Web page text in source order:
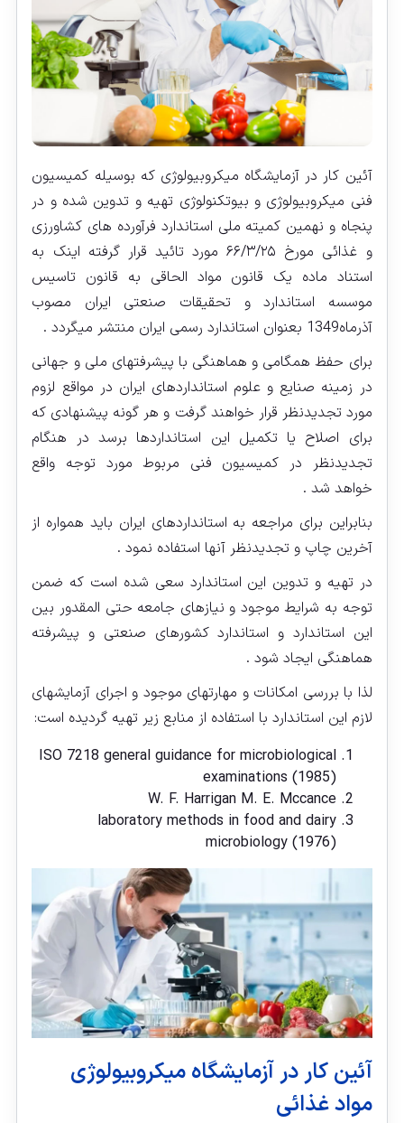
آئین کار در آزمایشگاه میکروبیولوژی که بوسیله کمیسیون
فنی میکروبیولوژی و بیوتکنولوژی تهیه و تدوین شده و در
پنجاه و نهمین کمیته ملی استاندارد فرآورده ‏های کشاورزی
و غذائی مورخ ۶۶/۳/۲۵ مورد تائید قرار گرفته اینک به
استناد ماده یک قانون مواد الحاقی به قانون تاسیس
موسسه استاندارد و تحقیقات صنعتی ایران مصوب
آذرماه1349 بعنوان استاندارد رسمی ایران منتشر می‏گردد .
برای حفظ همگامی و هماهنگی با پیشرفتهای ملی و جهانی
در زمینه صنایع و علوم استانداردهای ایران در مواقع لزوم
مورد تجدیدنظر قرار خواهند گرفت و هر گونه پیشنهادی که
برای اصلاح یا تکمیل این استانداردها برسد در هنگام
تجدیدنظر در کمیسیون فنی مربوط مورد توجه واقع
خواهد شد .
بنابراین برای مراجعه به استانداردهای ایران باید همواره از
آخرین چاپ و تجدیدنظر آنها استفاده نمود .
در تهیه و تدوین این استاندارد سعی شده است که ضمن
توجه به شرایط موجود و نیازهای جامعه حتی‏ المقدور بین
این استاندارد و استاندارد کشورهای صنعتی و پیشرفته
هماهنگی ایجاد شود .
لذا با بررسی امکانات و مهارتهای موجود و اجرای آزمایشهای
لازم این استاندارد با استفاده از منابع زیر تهیه گردیده است:
ISO 7218 general guidance for microbiological
examinations (1985)
W. F. Harrigan M. E. Mccance
laboratory methods in food and dairy
microbiology (1976)
آئین کار در آزمایشگاه میکروبیولوژی
مواد غذائی